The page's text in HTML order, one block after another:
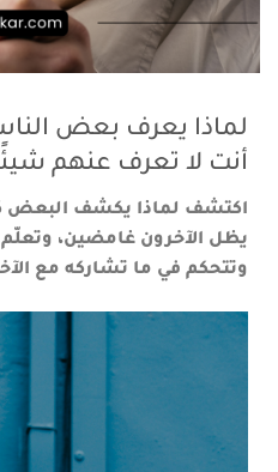
لماذا يعرف بعض
أنت لا تعرف عنهم
اكتشف لماذا يكشف البعض
يظل الآخرون غامضين،
وتتحكم في ما تشاركه مع